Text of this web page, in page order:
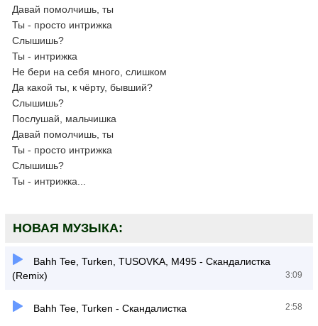
Давай помолчишь, ты
Ты - просто интрижка
Слышишь?
Ты - интрижка
Не бери на себя много, слишком
Да какой ты, к чёрту, бывший?
Слышишь?
Послушай, мальчишка
Давай помолчишь, ты
Ты - просто интрижка
Слышишь?
Ты - интрижка...
НОВАЯ МУЗЫКА:
Bahh Tee, Turken, TUSOVKA, M495 - Скандалистка
(Remix)
3:09
Bahh Tee, Turken - Скандалистка 2:58